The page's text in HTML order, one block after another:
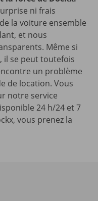
ni frais
la voiture ensemble
et nous
Même si
il se peut toutefois
un problème
de location. Vous
notre service
24 h/24 et 7
vous prenez la